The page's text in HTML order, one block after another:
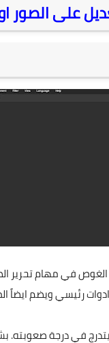
الغوص في مهام تحرير
رئيسي ويضم
في درجة صعوبته.